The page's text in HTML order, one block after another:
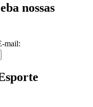
nossas
mail: